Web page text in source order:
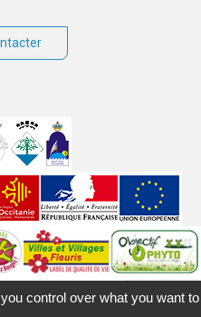
control over what you want to